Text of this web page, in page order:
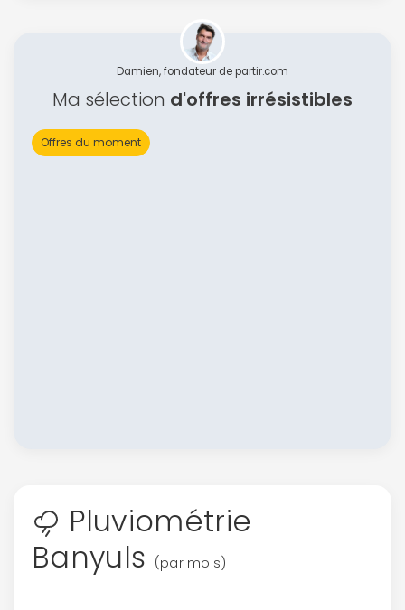
Damien, fondateur de partir.com
Ma sélection d'offres irrésistibles
Offres du moment
Pluviométrie
Banyuls (par mois)